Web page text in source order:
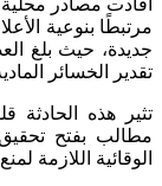
مرتبطًا بنوعية
تقدير الخسائر المادية
تثير هذه الحادثة
مطالب بفتح تحقيق
الوقائية اللازمة